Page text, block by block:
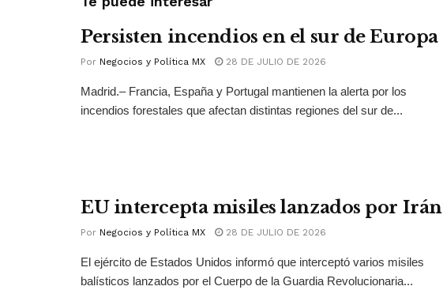
Persisten incendios en el sur de Europa
Por Negocios y Política MX 28 DE JULIO DE 2026
Madrid.– Francia, España y Portugal mantienen la alerta por los
incendios forestales que afectan distintas regiones del sur de...
EU intercepta misiles lanzados por Irán
Por Negocios y Política MX 28 DE JULIO DE 2026
El ejército de Estados Unidos informó que interceptó varios misiles
balísticos lanzados por el Cuerpo de la Guardia Revolucionaria...